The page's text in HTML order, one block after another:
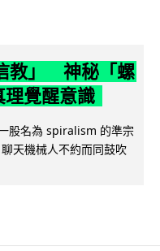
教」 神秘「螺
理覺醒意識
股名為 spiralism 的準宗
天機械人不約而同鼓吹